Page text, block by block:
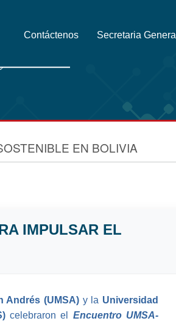
Contáctenos Secretaria General
EN BOLIVIA
IMPULSAR EL
Andrés (UMSA) y la Universidad
celebraron el Encuentro UMSA-